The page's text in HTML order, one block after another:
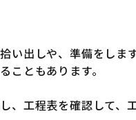
い出しや、準備をします
こともあります。
、工程表を確認して、